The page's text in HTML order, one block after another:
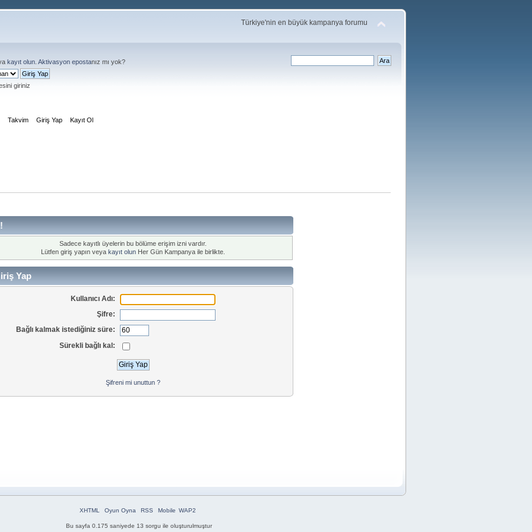
Türkiye'nin en büyük kampanya forumu
kayıt olun Aktivasyon epostanız mı yok?
giriniz
Takvim Giriş Yap Kayıt Ol
Sadece kayıtlı üyelerin bu bölüme erişim izni vardır.
Lütfen giriş yapın veya kayıt olun Her Gün Kampanya ile birlikte.
Yap
Kullanıcı Adı:
Şifre:
Bağlı kalmak istediğiniz süre:
Sürekli bağlı kal:
Şifreni mi unuttun ?
XHTML Oyun Oyna RSS Mobile WAP2
Bu sayfa 0.175 saniyede 13 sorgu ile oluşturulmuştur